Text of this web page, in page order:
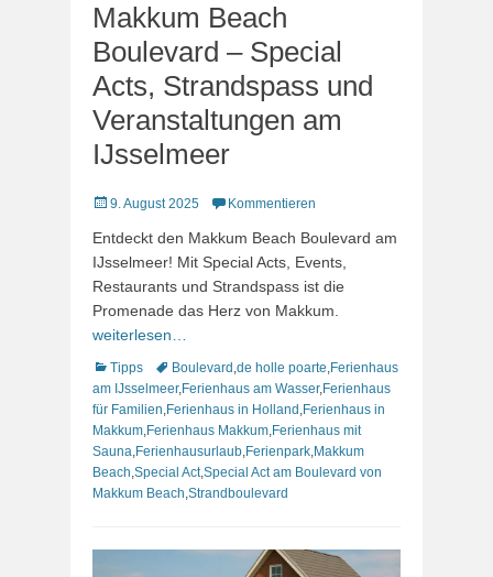
Makkum Beach
Boulevard – Special
Acts, Strandspass und
Veranstaltungen am
IJsselmeer
Veröffentlicht
9. August 2025 Kommentieren
Entdeckt den Makkum Beach Boulevard am
IJsselmeer! Mit Special Acts, Events,
Restaurants und Strandspass ist die
Promenade das Herz von Makkum.
weiterlesen…
Kategorien
Tipps Schlagworte
Boulevard ,de holle poarte,Ferienhaus
am IJsselmeer,Ferienhaus am Wasser,Ferienhaus
für Familien,Ferienhaus in Holland ,Ferienhaus in
Makkum,Ferienhaus Makkum,Ferienhaus mit
Sauna,Ferienhausurlaub,Ferienpark,Makkum
Beach,Special Act,Special Act am Boulevard von
Makkum Beach,Strandboulevard